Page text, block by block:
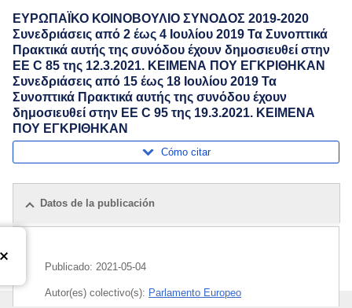
ΕΥΡΩΠΑΪΚΟ ΚΟΙΝΟΒΟΥΛΙΟ ΣΥΝΟΔΟΣ 2019-2020
Συνεδριάσεις από 2 έως 4 Ιουλίου 2019 Τα Συνοπτικά
Πρακτικά αυτής της συνόδου έχουν δημοσιευθεί στην
ΕΕ C 85 της 12.3.2021. ΚΕΙΜΕΝΑ ΠΟΥ ΕΓΚΡΙΘΗΚΑΝ
Συνεδριάσεις από 15 έως 18 Ιουλίου 2019 Τα
Συνοπτικά Πρακτικά αυτής της συνόδου έχουν
δημοσιευθεί στην ΕΕ C 95 της 19.3.2021. ΚΕΙΜΕΝΑ
ΠΟΥ ΕΓΚΡΙΘΗΚΑΝ
Cómo citar
Datos de la publicación
Publicado: 2021-05-04
Autor(es) colectivo(s): Parlamento Europeo